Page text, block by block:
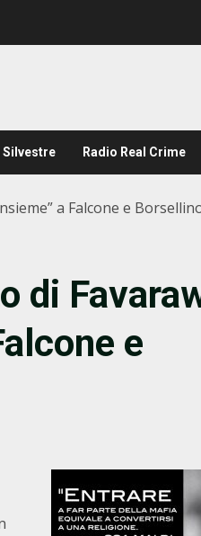
Silvestre Radio Real Crime
a Falcone e
di
e